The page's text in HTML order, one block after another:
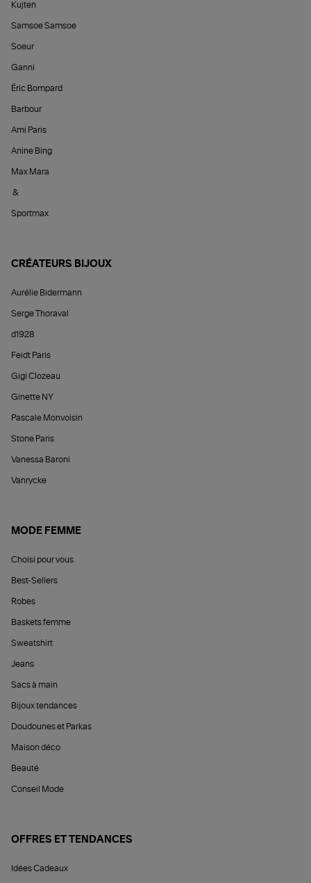
Kujten
Samsoe Samsoe
Soeur
Ganni
Éric Bompard
Barbour
Ami Paris
Anine Bing
Max Mara
&
Sportmax
CRÉATEURS BIJOUX
Aurélie Bidermann
Serge Thoraval
d1928
Feidt Paris
Gigi Clozeau
Ginette NY
Pascale Monvoisin
Stone Paris
Vanessa Baroni
Vanrycke
MODE FEMME
Choisi pour vous
Best-Sellers
Robes
Baskets femme
Sweatshirt
Jeans
Sacs à main
Bijoux tendances
Doudounes et Parkas
Maison déco
Beauté
Conseil Mode
OFFRES ET TENDANCES
Idées Cadeaux